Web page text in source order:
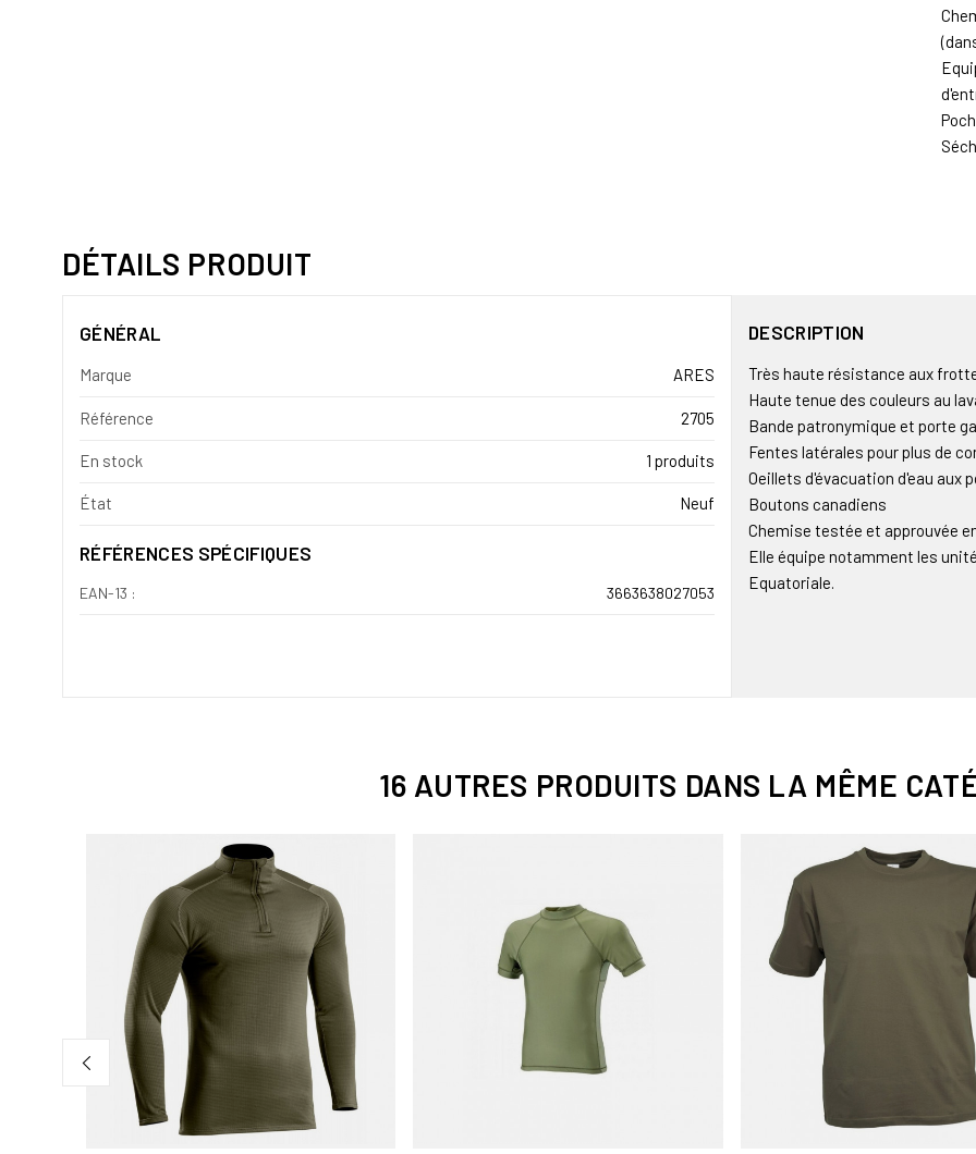
DÉTAILS PRODUIT
GÉNÉRAL
Marque ARES
Référence 2705
En stock 1 produits
État Neuf
RÉFÉRENCES SPÉCIFIQUES
EAN-13 : 3663638027053
DESCRIPTION
Très haute résistance aux
Haute tenue des couleurs au
Bande patronymique et porte
Fentes latérales pour plus de
Oeillets d'évacuation d'eau aux
Boutons canadiens
Chemise testée et approuvée
Elle équipe notamment les
Equatoriale.
16 AUTRES PRODUITS DANS LA MÊME